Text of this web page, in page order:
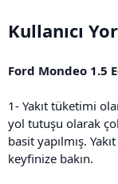
Kullanıcı
Ford Mondeo 1.5
1- Yakıt tüketimi
yol tutuşu olarak
basit yapılmış.
keyfinize bakın.